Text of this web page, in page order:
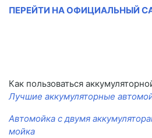
ПЕРЕЙТИ НА ОФИЦИАЛЬНЫЙ
Как пользоваться
Лучшие аккумуляторные
Автомойка с двумя
мойка